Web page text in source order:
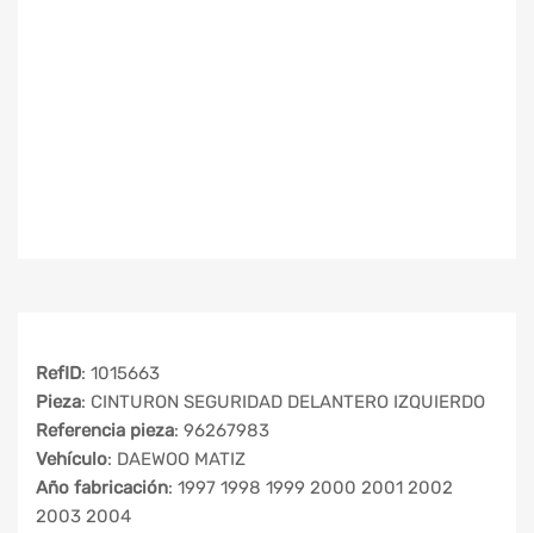
RefID: 1015663
Pieza: CINTURON SEGURIDAD DELANTERO IZQUIERDO
Referencia pieza: 96267983
Vehículo: DAEWOO MATIZ
Año fabricación: 1997 1998 1999 2000 2001 2002
2003 2004